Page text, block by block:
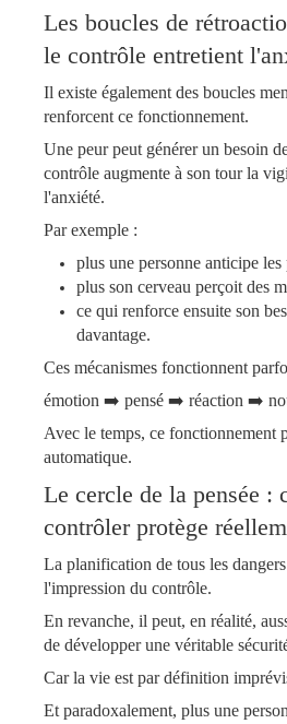
​​​​​​​Les boucles de
le contrôle entretient
Il existe également des boucles
renforcent ce fonctionnement.
Une peur peut générer un besoin
contrôle augmente à son tour la
l'anxiété.
Par exemple :
plus une personne anticipe les
plus son cerveau perçoit des
ce qui renforce ensuite son
davantage.
​​​​​​​Ces mécanismes fonctionnent
émotion ➡️ pensé ➡️ réaction ➡️
Avec le temps, ce fonctionnement
automatique.
Le cercle de la pensée :
contrôler protège
La planification de tous les
l'impression du contrôle.
En revanche, il peut, en réalité,
de développer une véritable
Car la vie est par définition
Et paradoxalement, plus une